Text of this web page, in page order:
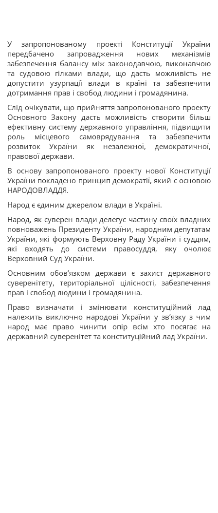
У запропонованому проекті Конституції України
передбачено запровадження нових механізмів
забезпечення балансу між законодавчою, виконавчою
та судовою гілками влади, що дасть можливість не
допустити узурпації влади в країні та забезпечити
дотримання прав і свобод людини і громадянина.
Слід очікувати, що прийняття запропонованого проекту
Основного Закону дасть можливість створити більш
ефективну систему державного управління, підвищити
роль місцевого самоврядування та забезпечити
розвиток України як незалежної, демократичної,
правової держави.
В основу запропонованого проекту нової Конституції
України покладено принцип демократії, який є основою
НАРОДОВЛАДДЯ.
Народ є єдиним джерелом влади в Україні.
Народ, як суверен влади делегує частину своїх владних
повноважень Президенту України, народним депутатам
України, які формують Верховну Раду України і суддям,
які входять до системи правосуддя, яку очолює
Верховний Суд України.
Основним обов’язком держави є захист державного
суверенітету, територіальної цілісності, забезпечення
прав і свобод людини і громадянина.
Право визначати і змінювати конституційний лад
належить виключно народові України у зв’язку з чим
народ має право чинити опір всім хто посягає на
державний суверенітет та конституційний лад України.